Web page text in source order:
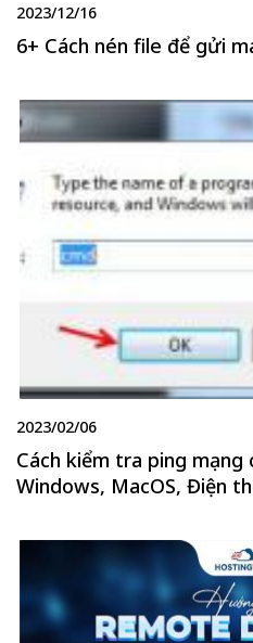
2023/12/16
6+ Cách nén file để gửi
2023/02/06
Cách kiểm tra ping mạng
Windows, MacOS, Điện